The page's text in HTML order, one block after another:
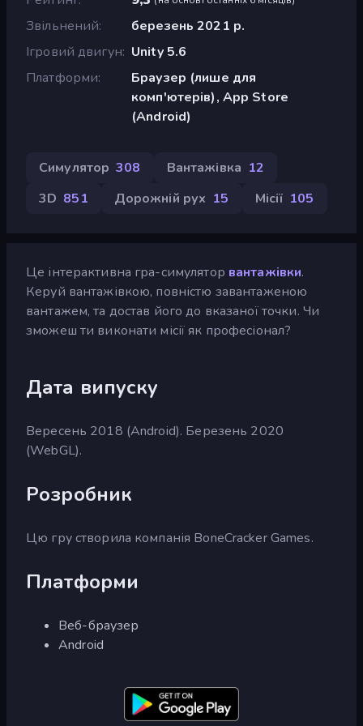
Звільнений
березень 2021 р.
Ігровий двигун Unity 5.6
Платформи
Браузер (лише для
комп'ютерів), App Store
(Android)
Симулятор 308 Вантажівка 12
3D 851 Дорожній рух 15 Місії 105
Це інтерактивна гра-симулятор вантажівки.
Керуй вантажівкою, повністю завантаженою
вантажем, та достав його до вказаної точки. Чи
зможеш ти виконати місії як професіонал?
Дата випуску
Вересень 2018 (Android). Березень 2020
(WebGL).
Розробник
Цю гру створила компанія BoneCracker Games.
Платформи
Веб-браузер
Android